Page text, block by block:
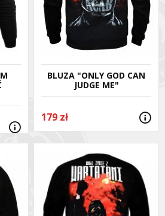
BLUZA "ONLY GOD CAN
JUDGE ME"
179 zł